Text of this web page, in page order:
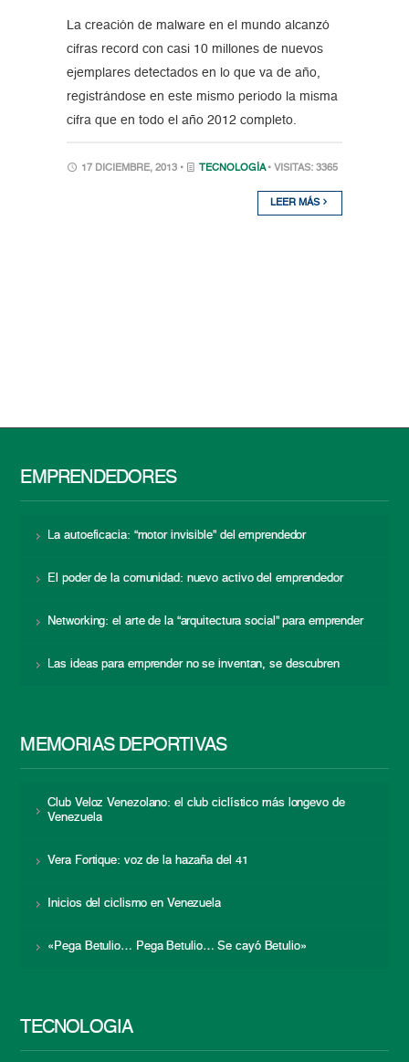
La creación de malware en el mundo alcanzó
cifras record con casi 10 millones de nuevos
ejemplares detectados en lo que va de año,
registrándose en este mismo periodo la misma
cifra que en todo el año 2012 completo.
17 DICIEMBRE, 2013 • TECNOLOGÍA • VISITAS: 3365
LEER MÁS
EMPRENDEDORES
La autoeficacia: “motor invisible” del emprendedor
El poder de la comunidad: nuevo activo del emprendedor
Networking: el arte de la “arquitectura social” para emprender
Las ideas para emprender no se inventan, se descubren
MEMORIAS DEPORTIVAS
Club Veloz Venezolano: el club ciclístico más longevo de
Venezuela
Vera Fortique: voz de la hazaña del 41
Inicios del ciclismo en Venezuela
«Pega Betulio… Pega Betulio… Se cayó Betulio»
TECNOLOGÍA